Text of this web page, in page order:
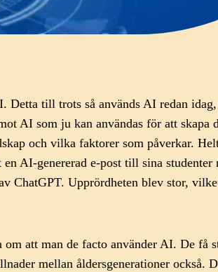
Detta till trots så används AI redan
AI som ju kan användas för att skapa
och vilka faktorer som påverkar.
AI-genererad e-post till sina
ChatGPT. Upprördheten blev stor,
att man de facto använder AI. De få
mellan åldersgenerationer också.